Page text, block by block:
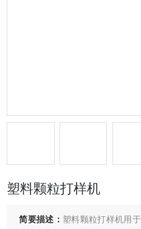
塑料颗粒打样机
简要描述： 塑料颗粒打样机用